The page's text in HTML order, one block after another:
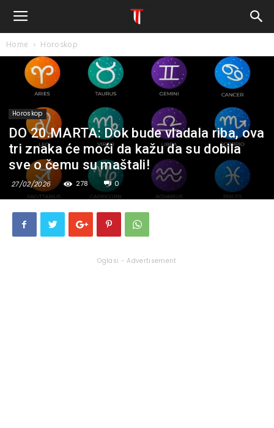
Home Horoskop
Horoskop
DO 20.MARTA: Dok bude vladala riba, ova
tri znaka će moći da kažu da su dobila
sve o čemu su maštali!
27/02/2026 278 0
Oglasi - Advertisement